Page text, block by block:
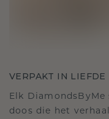
VERPAKT IN LIEFDE
Elk
doos die het